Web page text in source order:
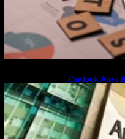
Outlook Agro
pautam